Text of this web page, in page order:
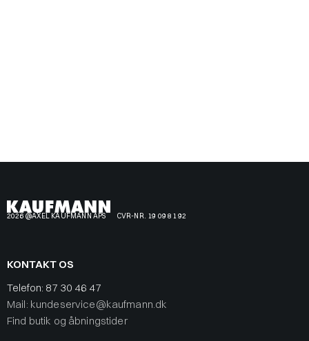
2026 @AXEL KAUFMANN APS CVR-NR. 19 09 81 92
KONTAKT OS
Telefon: 87 30 46 47
Mail: kundeservice@kaufmann.dk
Find butik og åbningstider